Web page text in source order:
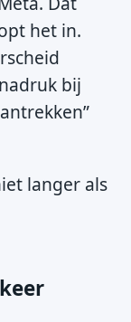
het in.
bij
langer als